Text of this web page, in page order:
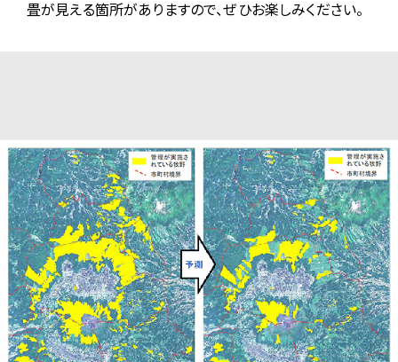
はとても多く含まれていて、アスリートにはぴったり！是非ご賞味くだ
【ボランティアの追加募集について】
欠員が出たため、高森エリアと南阿蘇エリアのボランティアを追加募
集します。
ご参加いただける方は下記応募フォームよりご応募をお願いします。
→高森エリア
→南阿蘇エリア
2025.04.30
【応援可能箇所が追加になりました】
A6 mybrown by OREC 熊本ゼミナール童夢館も、応援（私的サポ
ート）可能となりました。
畳が見える箇所がありますので、ぜひお楽しみください。